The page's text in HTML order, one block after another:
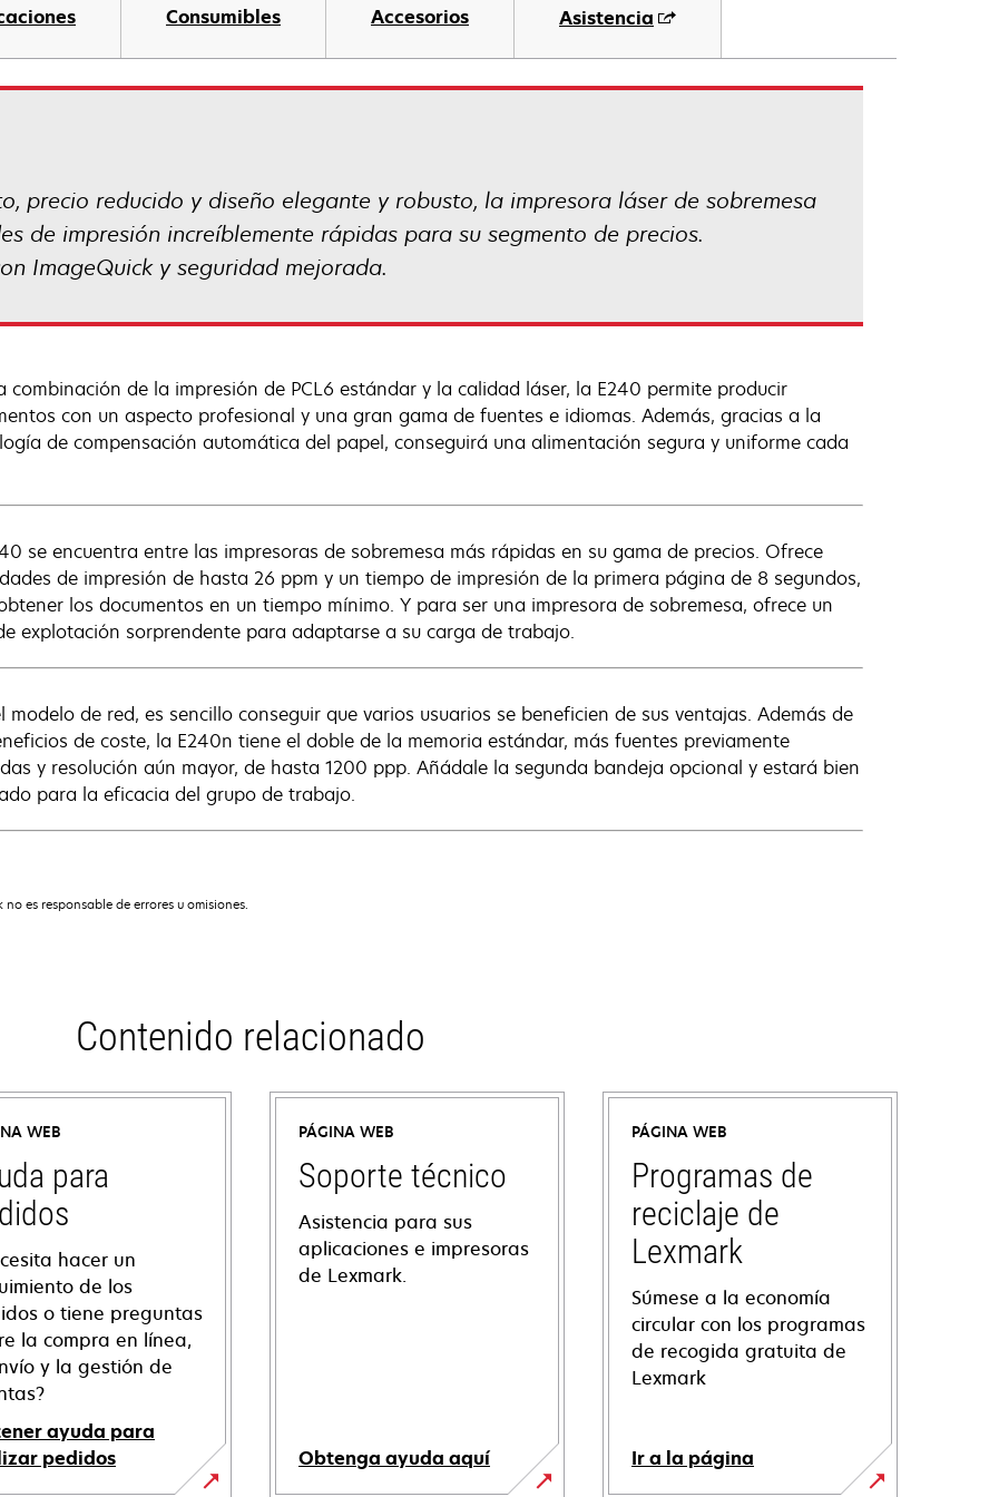
Consumibles Accesorios Asistencia
precio reducido y diseño elegante y robusto, la impresora láser de sobremesa
de impresión increíblemente rápidas para su segmento de precios.
ImageQuick y seguridad mejorada.
combinación de la impresión de PCL6 estándar y la calidad láser, la E240 permite producir
con un aspecto profesional y una gran gama de fuentes e idiomas. Además, gracias a la
de compensación automática del papel, conseguirá una alimentación segura y uniforme cada
se encuentra entre las impresoras de sobremesa más rápidas en su gama de precios. Ofrece
de impresión de hasta 26 ppm y un tiempo de impresión de la primera página de 8 segundos,
los documentos en un tiempo mínimo. Y para ser una impresora de sobremesa, ofrece un
explotación sorprendente para adaptarse a su carga de trabajo.
modelo de red, es sencillo conseguir que varios usuarios se beneficien de sus ventajas. Además de
de coste, la E240n tiene el doble de la memoria estándar, más fuentes previamente
y resolución aún mayor, de hasta 1200 ppp. Añádale la segunda bandeja opcional y estará bien
para la eficacia del grupo de trabajo.
es responsable de errores u omisiones.
Contenido relacionado
WEB
para
hacer un
de los
o tiene preguntas
la compra en línea,
y la gestión de
ayuda para
pedidos
PÁGINA WEB
Soporte técnico
Asistencia para sus
aplicaciones e impresoras
de Lexmark.
Obtenga ayuda aquí
PÁGINA WEB
Programas de
reciclaje de
Lexmark
Súmese a la economía
circular con los programas
de recogida gratuita de
Lexmark
Ir a la página